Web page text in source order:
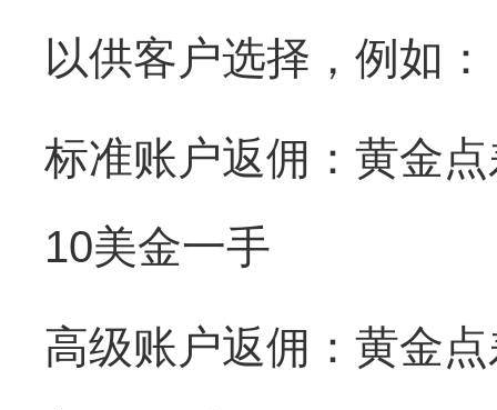
以供客户选择，例如：
标准账户返佣：黄金
10美金一手
高级账户返佣：黄金